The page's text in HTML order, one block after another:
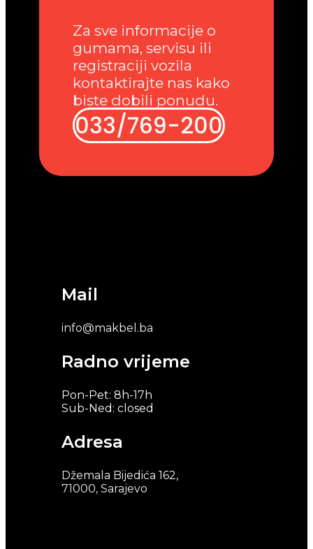
Mail
info@makbel.ba
Radno vrijeme
Pon-Pet: 8h-17h
Sub-Ned: closed
Adresa
Džemala Bijedića 162,
71000, Sarajevo
Za sve informacije o
gumama, servisu ili
registraciji vozila
kontaktirajte nas kako
biste dobili ponudu.
033/769-200